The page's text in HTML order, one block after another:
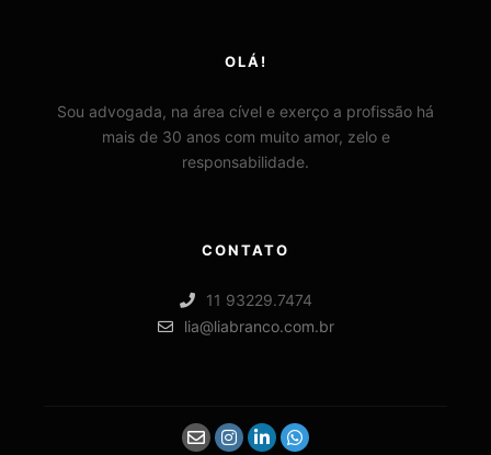
OLÁ!
Sou advogada, na área cível e exerço a profissão há
mais de 30 anos com muito amor, zelo e
responsabilidade.
CONTATO
11 93229.7474
lia@liabranco.com.br